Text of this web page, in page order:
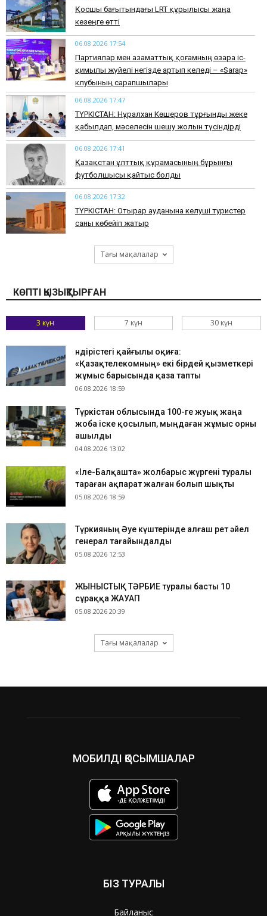
Қосшы бағытындағы LRT құрылысы жаңа
кезеңге өтті
06.08.2026 17:54
Партиялар мен азаматтық қоғамның өзара іс-
қимылы жүйелі негізде артып келеді – «Sarap»
клубының сарапшылары
06.08.2026 17:47
ТҮРКІСТАН: Нұралхан Көшеров тұрғынды жеке
қабылдап, мәселесін шешу жолын түсіндірді
06.08.2026 17:41
Қазақстан ұлттық құрамасының бұрынғы
футболшысы қайтыс болды
06.08.2026 17:32
ТҮРКІСТАН: Отырар ауданына келуші туристер
саны көбейіп жатыр
Тағы мақалалар
КӨПТІ ҚЫЗЫҚТЫРҒАН
3 күн 7 күн 30 күн
Өндірістегі қайғылы оқиға:
«Қазақтелекомның» екі бірдей қызметкері
жұмыс барысында қаза тапты
06.08.2026 18:59
Түркістан облысында 100-ге жуық жаңа
жоба іске қосылып, мыңдаған жұмыс орны
ашылды
04.08.2026 13:02
«Іле-Балқашта» жолбарыс жүргені туралы
тараған ақпарат жалған болып шықты
05.08.2026 18:59
Түркияның Әуе күштерінде алғаш рет әйел
генерал тағайындалды
05.08.2026 12:53
ЖЫНЫСТЫҚ ТӘРБИЕ туралы басты 10
сұраққа ЖАУАП
05.08.2026 20:39
Тағы мақалалар
МОБИЛДІ ҚОСЫМШАЛАР
БІЗ ТУРАЛЫ
Байланыс